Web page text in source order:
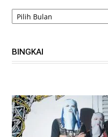
ARSIP
BINGKAI